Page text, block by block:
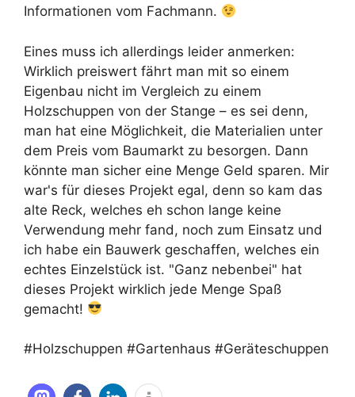
Informationen vom Fachmann.
Eines muss ich allerdings leider anmerken:
Wirklich preiswert fährt man mit so einem
Eigenbau nicht im Vergleich zu einem
Holzschuppen von der Stange – es sei denn,
man hat eine Möglichkeit, die Materialien unter
dem Preis vom Baumarkt zu besorgen. Dann
könnte man sicher eine Menge Geld sparen. Mir
war's für dieses Projekt egal, denn so kam das
alte Reck, welches eh schon lange keine
Verwendung mehr fand, noch zum Einsatz und
ich habe ein Bauwerk geschaffen, welches ein
echtes Einzelstück ist. "Ganz nebenbei" hat
dieses Projekt wirklich jede Menge Spaß
gemacht!
#Holzschuppen #Gartenhaus #Geräteschuppen